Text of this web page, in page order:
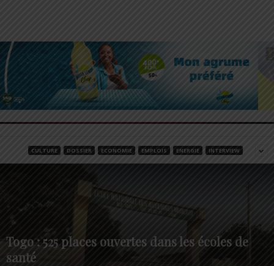
CULTURE DOSSIER ECONOMIE EMPLOIS ENERGIE INTERVIEW
Togo : 525 places ouvertes dans les écoles de
santé